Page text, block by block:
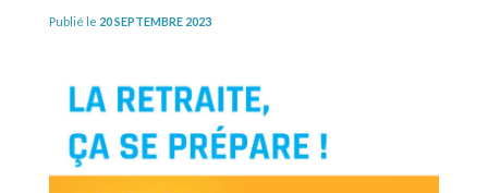
Publié le 20 SEPTEMBRE 2023